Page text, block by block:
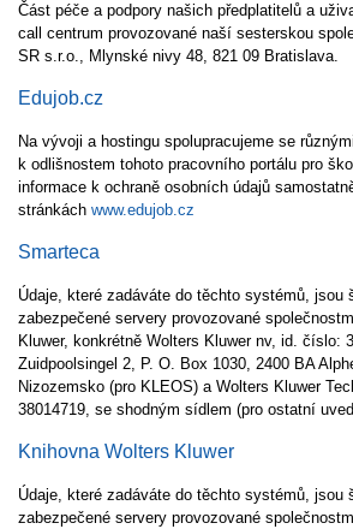
Část péče a podpory našich předplatitelů a
call centrum provozované naší sesterskou
SR s.r.o., Mlynské nivy 48, 821 09 Bratislava.
Edujob.cz
Na vývoji a hostingu spolupracujeme se
k odlišnostem tohoto pracovního portálu pro
informace k ochraně osobních údajů
stránkách www.edujob.cz
Smarteca
Údaje, které zadáváte do těchto systémů, jsou
zabezpečené servery provozované
Kluwer, konkrétně Wolters Kluwer nv, id. číslo:
Zuidpoolsingel 2, P. O. Box 1030, 2400 BA
Nizozemsko (pro KLEOS) a Wolters Kluwer
38014719, se shodným sídlem (pro ostatní
Knihovna Wolters Kluwer
Údaje, které zadáváte do těchto systémů, jsou
zabezpečené servery provozované